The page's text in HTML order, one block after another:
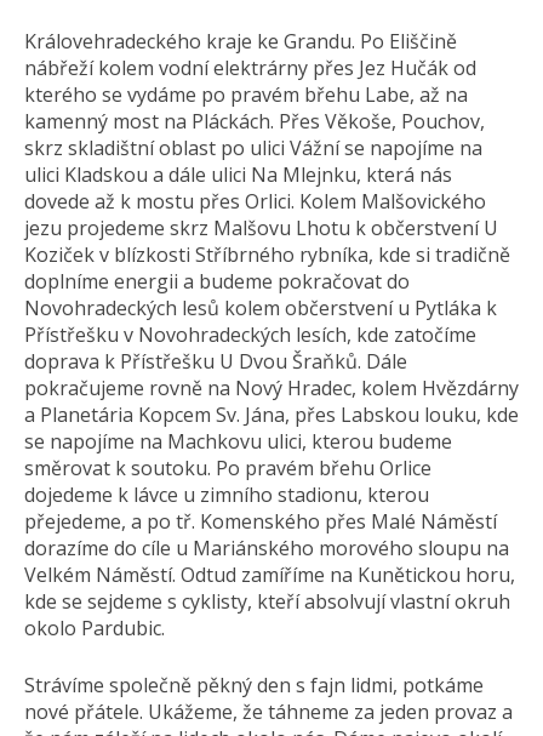
Královehradeckého kraje ke Grandu. Po Eliščině
nábřeží kolem vodní elektrárny přes Jez Hučák od
kterého se vydáme po pravém břehu Labe, až na
kamenný most na Pláckách. Přes Věkoše, Pouchov,
skrz skladištní oblast po ulici Vážní se napojíme na
ulici Kladskou a dále ulici Na Mlejnku, která nás
dovede až k mostu přes Orlici. Kolem Malšovického
jezu projedeme skrz Malšovu Lhotu k občerstvení U
Koziček v blízkosti Stříbrného rybníka, kde si tradičně
doplníme energii a budeme pokračovat do
Novohradeckých lesů kolem občerstvení u Pytláka k
Přístřešku v Novohradeckých lesích, kde zatočíme
doprava k Přístřešku U Dvou Šraňků. Dále
pokračujeme rovně na Nový Hradec, kolem Hvězdárny
a Planetária Kopcem Sv. Jána, přes Labskou louku, kde
se napojíme na Machkovu ulici, kterou budeme
směrovat k soutoku. Po pravém břehu Orlice
dojedeme k lávce u zimního stadionu, kterou
přejedeme, a po tř. Komenského přes Malé Náměstí
dorazíme do cíle u Mariánského morového sloupu na
Velkém Náměstí. Odtud zamíříme na Kunětickou horu,
kde se sejdeme s cyklisty, kteří absolvují vlastní okruh
okolo Pardubic.
Strávíme společně pěkný den s fajn lidmi, potkáme
nové přátele. Ukážeme, že táhneme za jeden provaz a